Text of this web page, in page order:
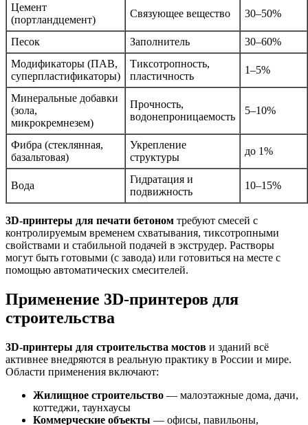
Цемент
(портландцемент)
Связующее вещество 30–50%
Песок Заполнитель
30–60%
Модификаторы (ПАВ,
суперпластификаторы)
Тиксотропность,
пластичность
1–5%
Минеральные добавки
(зола,
микрокремнезем)
Прочность,
водонепроницаемость
5–10%
Фибра (стеклянная,
базальтовая)
Укрепление
структуры
до 1%
Вода
Гидратация и
подвижность
10–15%
3D-принтеры для печати бетоном требуют смесей с
контролируемым временем схватывания, тиксотропными
свойствами и стабильной подачей в экструдер. Растворы
могут быть готовыми (с завода) или готовиться на месте с
помощью автоматических смесителей.
Применение 3D-принтеров для
строительства
3D-принтеры для строительства мостов и зданий всё
активнее внедряются в реальную практику в России и мире.
Области применения включают:
Жилищное строительство — малоэтажные дома, дачи,
коттеджи, таунхаусы
Коммерческие объекты — офисы, павильоны,